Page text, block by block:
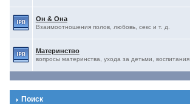
Он & Она
Взаимоотношения полов, любовь, секс и т. д.
Материнство
вопросы материнства, ухода за детьми, воспитания
Поиск